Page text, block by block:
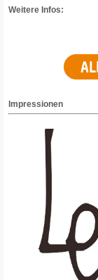
Weitere Infos:
Impressionen